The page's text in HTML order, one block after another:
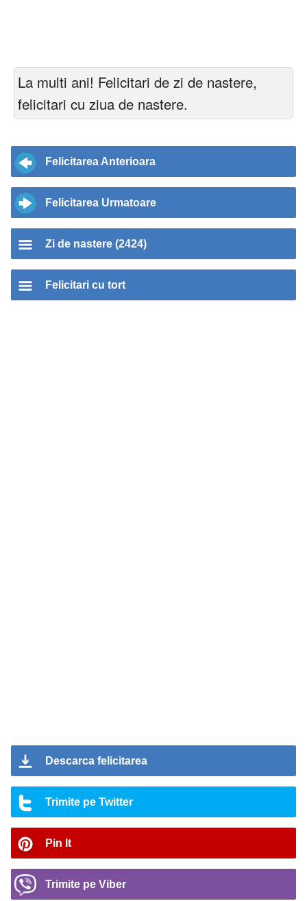
La multi ani! Felicitari de zi de nastere,
felicitari cu ziua de nastere.
Felicitarea Anterioara
Felicitarea Urmatoare
Zi de nastere (2424)
Felicitari cu tort
Descarca felicitarea
Trimite pe Twitter
Pin It
Trimite pe Viber